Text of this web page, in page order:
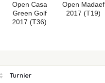
Open Casa
Green Golf
2017 (T36)
Open Madaef
2017 (T19)
Turnier